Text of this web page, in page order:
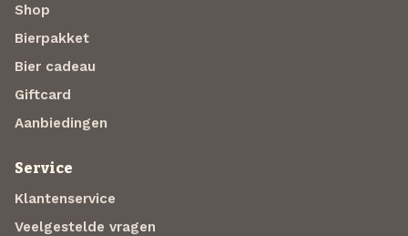
Shop
Bierpakket
Bier cadeau
Giftcard
Aanbiedingen
Service
Klantenservice
Veelgestelde vragen